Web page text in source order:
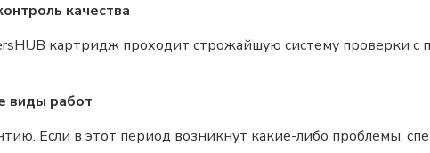
качества
картридж проходит строжайшую систему проверки с
виды работ
Если в этот период возникнут какие-либо проблемы,